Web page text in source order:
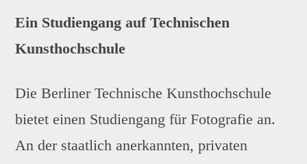
Ein Studiengang auf Technischen
Kunsthochschule
Die Berliner Technische Kunsthochschule
bietet einen Studiengang für Fotografie an.
An der staatlich anerkannten, privaten